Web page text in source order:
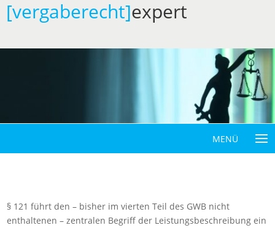
[vergaberecht]expert
§ 121 führt den – bisher im vierten Teil des GWB nicht
enthaltenen – zentralen Begriff der Leistungsbeschreibung ein